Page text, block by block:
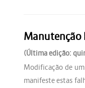
Manutenção
(Última edição:
Modificação de
manifeste estas